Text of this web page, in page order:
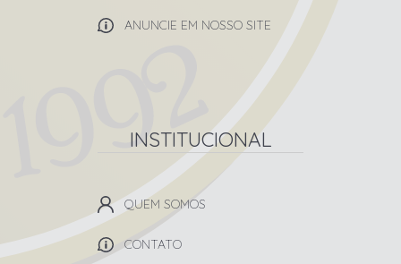
ANUNCIE EM NOSSO SITE
INSTITUCIONAL
QUEM SOMOS
CONTATO